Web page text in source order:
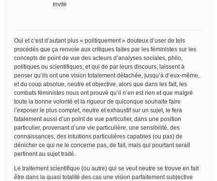
Invité
Oui et c’est d’autant plus « politiquement » douteux d’user de tels
procédés que ça renvoie aux critiques faites par les féministes sur les
concepts de point de vue des acteurs d’analyses sociales, philo,
politiques ou scientifiques, et qui de par leurs discours, laissent à
penser qu’ils ont une vision totalement détachée, jusqu’à d’eux-même,
et du coup absolue, neutre et objective, alors que dans les fait, les
combats féministes nous ont prouvé qu’il n’en est rien et que malgré
toute la bonne volonté et la rigueur de quiconque souhaite faire
l’exposer le plus complet, neutre et exhaustif sur un sujet, le fera
fatalement aussi d’un point de vue particulier, dans une position
particulier, provenant d’une vie particulière, une sensibilité, des
connaissances, des intuitions particulières capables (ou pas) de
dénicher ce qui ne le concerne pas, de fait, mais qui pourtant serait
pertinent au sujet traité.
Le traitement scientifique (ou autre) qui se veut neutre se trouve en fait
être dans la quasi totalité des cas une vision parfaitement subjective